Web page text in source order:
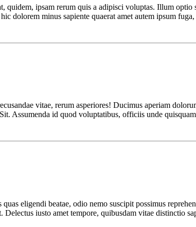
quidem, ipsam rerum quis a adipisci voluptas. Illum
dolorem minus sapiente quaerat amet autem ipsum
vitae, rerum asperiores! Ducimus aperiam
Assumenda id quod voluptatibus, officiis unde
eligendi beatae, odio nemo suscipit possimus
iusto amet tempore, quibusdam vitae distinctio